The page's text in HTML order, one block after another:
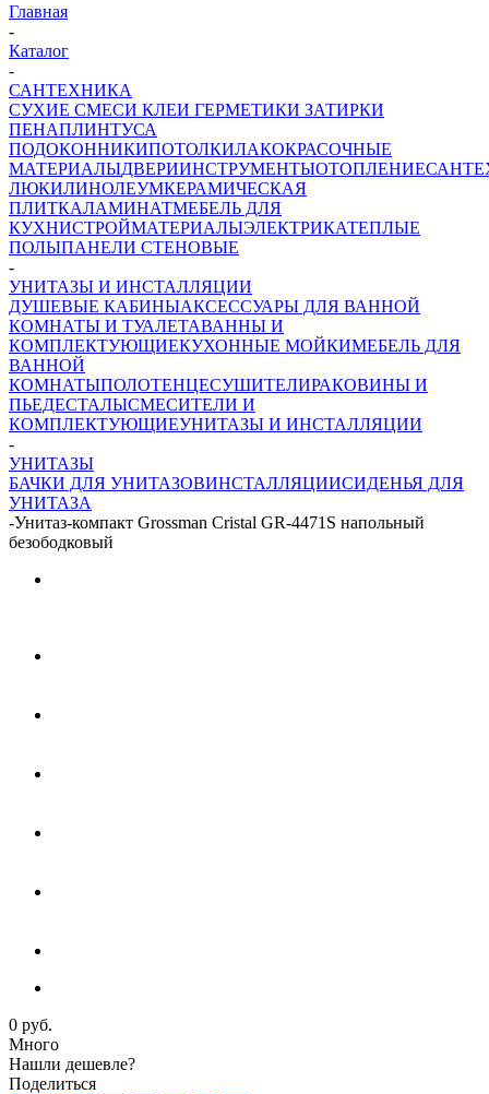
Главная
-
Каталог
-
САНТЕХНИКА
СУХИЕ СМЕСИ КЛЕИ ГЕРМЕТИКИ ЗАТИРКИ
ПЕНАПЛИНТУСА
ПОДОКОННИКИПОТОЛКИЛАКОКРАСОЧНЫЕ
МАТЕРИАЛЫДВЕРИИНСТРУМЕНТЫОТОПЛЕНИЕ
ЛЮКИЛИНОЛЕУМКЕРАМИЧЕСКАЯ
ПЛИТКАЛАМИНАТМЕБЕЛЬ ДЛЯ
КУХНИСТРОЙМАТЕРИАЛЫЭЛЕКТРИКАТЕПЛЫЕ
ПОЛЫПАНЕЛИ СТЕНОВЫЕ
-
УНИТАЗЫ И ИНСТАЛЛЯЦИИ
ДУШЕВЫЕ КАБИНЫАКСЕССУАРЫ ДЛЯ ВАННОЙ
КОМНАТЫ И ТУАЛЕТАВАННЫ И
КОМПЛЕКТУЮЩИЕКУХОННЫЕ МОЙКИМЕБЕЛЬ ДЛЯ
ВАННОЙ
КОМНАТЫПОЛОТЕНЦЕСУШИТЕЛИРАКОВИНЫ И
ПЬЕДЕСТАЛЫСМЕСИТЕЛИ И
КОМПЛЕКТУЮЩИЕУНИТАЗЫ И ИНСТАЛЛЯЦИИ
-
УНИТАЗЫ
БАЧКИ ДЛЯ УНИТАЗОВИНСТАЛЛЯЦИИСИДЕНЬЯ ДЛЯ
УНИТАЗА
-Унитаз-компакт Grossman Cristal GR-4471S напольный
безободковый
0 руб.
Много
Нашли дешевле?
Поделиться